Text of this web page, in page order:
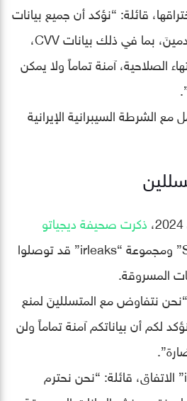
قائلة: “نؤكد أن جميع بيانات
الدفع المصرفية للمستخدمينَ، بما في ذلك بيانات CVV،
الصلاحية، آمنة تماماً ولا يمكن
الشرطة السيبرانية الإيرانية
ذكرت صحيفة ديجياتو
أن “Snappfood” ومجموعة “irleaks” قد توصلوا
المسروقة.
نتفاوض مع المتسللينَ لمنع
لكم أن بياناتكم آمنة تماماً ولن
وأكدت مجموعة “irleaks” الاتفاق، قائلة: “نحن نحترم